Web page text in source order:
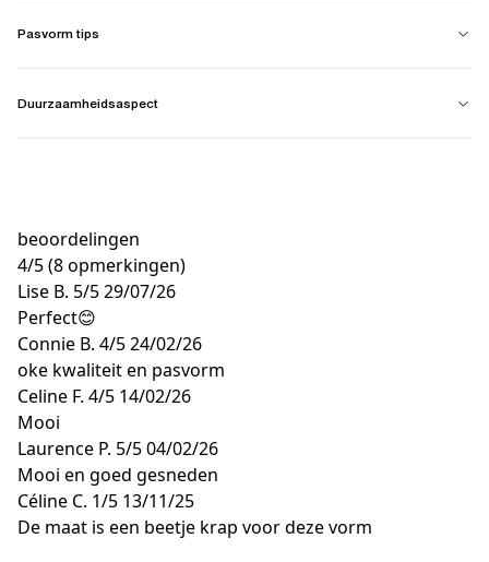
Pasvorm tips
Duurzaamheidsaspect
beoordelingen
4/5(8 opmerkingen)
Lise B. 5/529/07/26
Perfect😊
Connie B. 4/524/02/26
oke kwaliteit en pasvorm
Celine F. 4/5 14/02/26
Mooi
Laurence P. 5/504/02/26
Mooi en goed gesneden
Céline C. 1/5 13/11/25
De maat is een beetje krap voor deze vorm